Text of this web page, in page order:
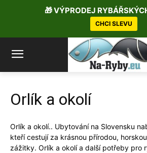
Orlík a okolí
Orlík a okolí.. Ubytování na Slovensku
kteří cestují za krásnou přírodou,
zážitky. Orlík a okolí a další potřeby pro
🎁 VÝPRODEJ
CHCI SLEVU